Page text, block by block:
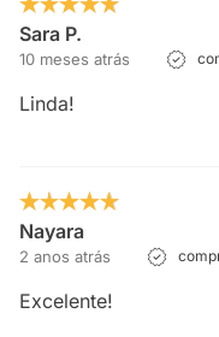
Sara P.
10 meses atrás
Linda!
Nayara
2 anos atrás
Excelente!